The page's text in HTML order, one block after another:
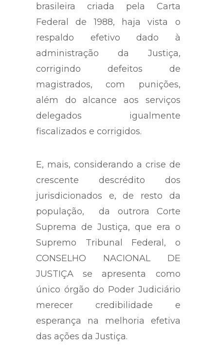
brasileira criada pela Carta
Federal de 1988, haja vista o
respaldo efetivo dado à
administração da Justiça,
corrigindo defeitos de
magistrados, com punições,
além do alcance aos serviços
delegados igualmente
fiscalizados e corrigidos.
E, mais, considerando a crise de
crescente descrédito dos
jurisdicionados e, de resto da
população, da outrora Corte
Suprema de Justiça, que era o
Supremo Tribunal Federal, o
CONSELHO NACIONAL DE
JUSTIÇA se apresenta como
único órgão do Poder Judiciário
merecer credibilidade e
esperança na melhoria efetiva
das ações da Justiça.